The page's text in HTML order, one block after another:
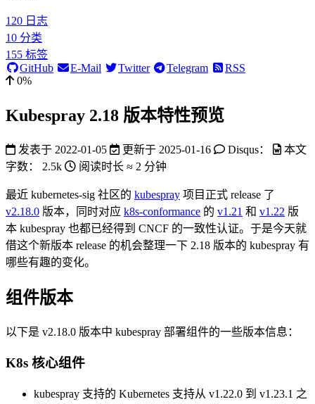
120 日志
10 分类
155 标签
GitHub
E-Mail Twitter Telegram
RSS
0%
Kubespray 2.18 版本特性预览
发表于 2022-01-05 更新于 2025-01-16 Disqus：
本文
字数：
2.5k 阅读时长 ≈ 2 分钟
最近 kubernetes-sig 社区的 kubespray 项目正式 release 了
v2.18.0 版本，同时对应 k8s-conformance 的 v1.21 和 v1.22 版
本 kubespray 也都已经得到 CNCF 的一致性认证。于是今天就
借这个新版本 release 的机会整理一下 2.18 版本的 kubespray 有
哪些有趣的变化。
组件版本
以下是 v2.18.0 版本中 kubespray 部署组件的一些版本信息：
K8s 核心组件
kubespray 支持的 Kubernetes 支持从 v1.22.0 到 v1.23.1 之